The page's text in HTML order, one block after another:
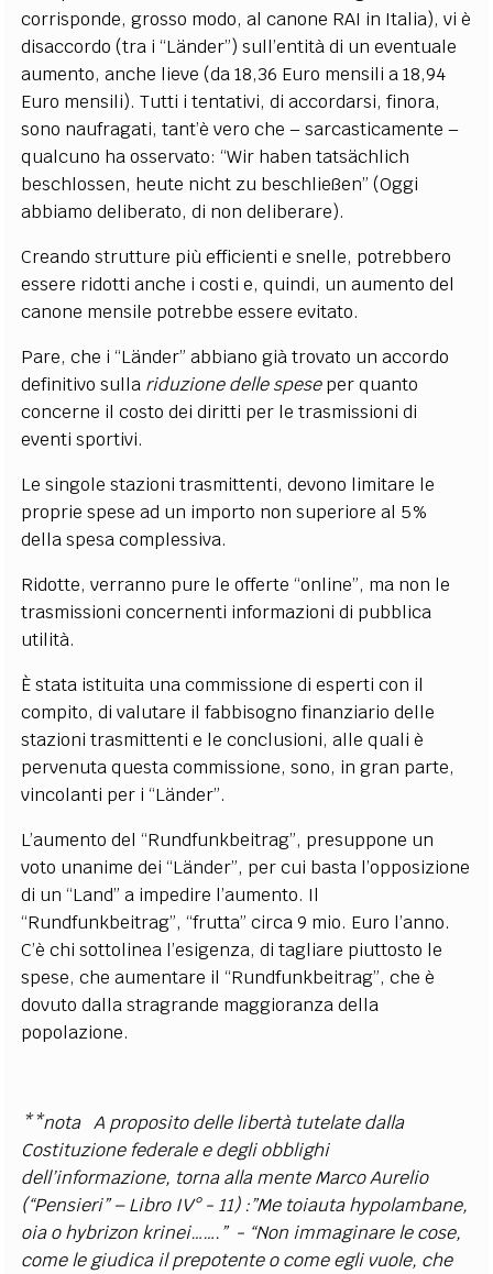
corrisponde, grosso modo, al canone RAI in Italia), vi è
disaccordo (tra i “Länder”) sull’entità di un eventuale
aumento, anche lieve (da 18,36 Euro mensili a 18,94
Euro mensili). Tutti i tentativi, di accordarsi, finora,
sono naufragati, tant’è vero che – sarcasticamente –
qualcuno ha osservato: “Wir haben tatsächlich
beschlossen, heute nicht zu beschließen” (Oggi
abbiamo deliberato, di non deliberare).
Creando strutture più efficienti e snelle, potrebbero
essere ridotti anche i costi e, quindi, un aumento del
canone mensile potrebbe essere evitato.
Pare, che i “Länder” abbiano già trovato un accordo
definitivo sulla riduzione delle speseper quanto
concerne il costo dei diritti per le trasmissioni di
eventi sportivi.
Le singole stazioni trasmittenti, devono limitare le
proprie spese ad un importo non superiore al 5%
della spesa complessiva.
Ridotte, verranno pure le offerte “online”, ma non le
trasmissioni concernenti informazioni di pubblica
utilità.
È stata istituita una commissione di esperti con il
compito, di valutare il fabbisogno finanziario delle
stazioni trasmittenti e le conclusioni, alle quali è
pervenuta questa commissione, sono, in gran parte,
vincolanti per i “Länder”.
L’aumento del “Rundfunkbeitrag”, presuppone un
voto unanime dei “Länder”, per cui basta l’opposizione
di un “Land” a impedire l’aumento. Il
“Rundfunkbeitrag”, “frutta” circa 9 mio. Euro l’anno.
C’è chi sottolinea l’esigenza, di tagliare piuttosto le
spese, che aumentare il “Rundfunkbeitrag”, che è
dovuto dalla stragrande maggioranza della
popolazione.
**nota A proposito delle libertà tutelate dalla
Costituzione federale e degli obblighi
dell’informazione, torna alla mente Marco Aurelio
(“Pensieri” – Libro IV° - 11) :”Me toiauta hypolambane,
oia o hybrizon krinei…….” - “Non immaginare le cose,
come le giudica il prepotente o come egli vuole, che